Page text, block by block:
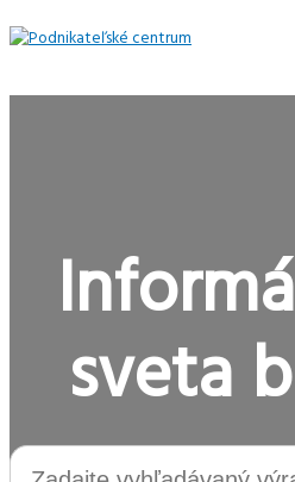
Preskočiť
na
Menu
sveta
Search
for: